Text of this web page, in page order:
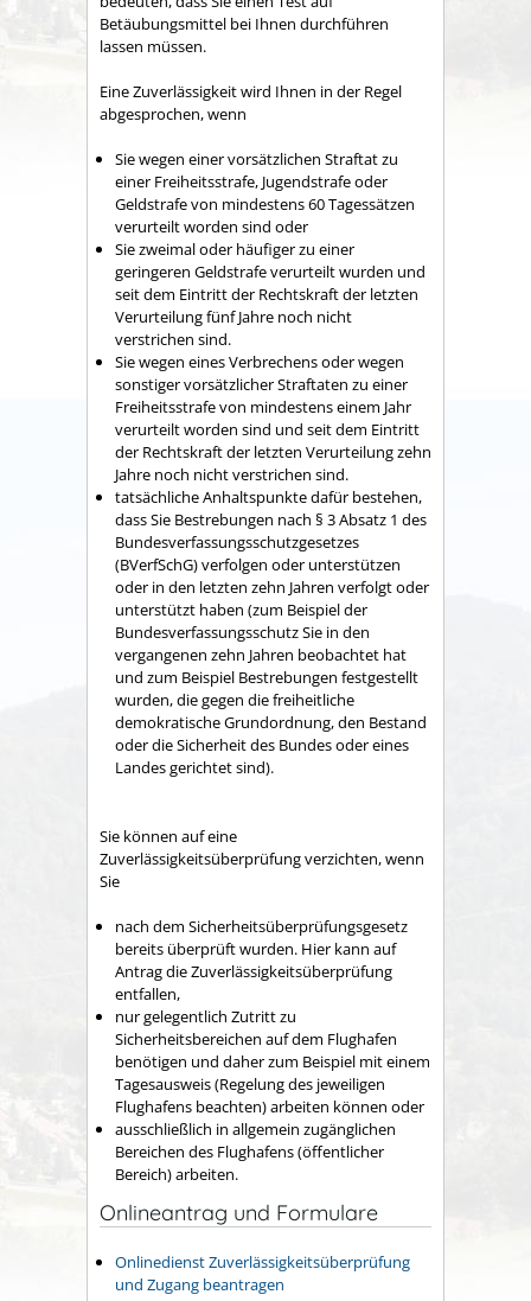
Betäubungsmittel bei Ihnen durchführen
lassen müssen.
Eine Zuverlässigkeit wird Ihnen in der Regel
abgesprochen, wenn
Sie wegen einer vorsätzlichen Straftat zu
einer Freiheitsstrafe, Jugendstrafe oder
Geldstrafe von mindestens 60 Tagessätzen
verurteilt worden sind oder
Sie zweimal oder häufiger zu einer
geringeren Geldstrafe verurteilt wurden und
seit dem Eintritt der Rechtskraft der letzten
Verurteilung fünf Jahre noch nicht
verstrichen sind.
Sie wegen eines Verbrechens oder wegen
sonstiger vorsätzlicher Straftaten zu einer
Freiheitsstrafe von mindestens einem Jahr
verurteilt worden sind und seit dem Eintritt
der Rechtskraft der letzten Verurteilung zehn
Jahre noch nicht verstrichen sind.
tatsächliche Anhaltspunkte dafür bestehen,
dass Sie Bestrebungen nach § 3 Absatz 1 des
Bundesverfassungsschutzgesetzes
(BVerfSchG) verfolgen oder unterstützen
oder in den letzten zehn Jahren verfolgt oder
unterstützt haben (zum Beispiel der
Bundesverfassungsschutz Sie in den
vergangenen zehn Jahren beobachtet hat
und zum Beispiel Bestrebungen festgestellt
wurden, die gegen die freiheitliche
demokratische Grundordnung, den Bestand
oder die Sicherheit des Bundes oder eines
Landes gerichtet sind).
Sie können auf eine
Zuverlässigkeitsüberprüfung verzichten, wenn
Sie
nach dem Sicherheitsüberprüfungsgesetz
bereits überprüft wurden. Hier kann auf
Antrag die Zuverlässigkeitsüberprüfung
entfallen,
nur gelegentlich Zutritt zu
Sicherheitsbereichen auf dem Flughafen
benötigen und daher zum Beispiel mit einem
Tagesausweis (Regelung des jeweiligen
Flughafens beachten) arbeiten können oder
ausschließlich in allgemein zugänglichen
Bereichen des Flughafens (öffentlicher
Bereich) arbeiten.
Onlineantrag und Formulare
Onlinedienst Zuverlässigkeitsüberprüfung
und Zugang beantragen